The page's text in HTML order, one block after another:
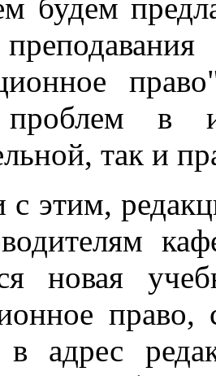
будем
в
так и
этим,
новая
адрес